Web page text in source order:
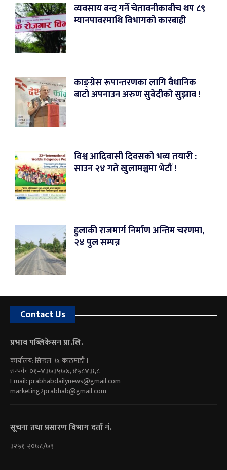
व्यवसाय बन्द गर्ने चेतावनीकाबीच थप ८९
म्यानपावरमाथि विभागको कारबाही
काङ्ग्रेस रूपान्तरणका लागि वैधानिक
बाटो अपनाउन अरुण सुबेदीको सुझाव !
विश्व आदिवासी दिवसको भव्य तयारी :
साउन २४ गते खुलामञ्चमा भेटौं !
हुलाकी राजमार्ग निर्माण अन्तिम चरणमा,
२४ पुल सम्पन्न
Contact Us
प्रभाव पब्लिकेसन प्रा.लि.
कार्यालय: सिफल–७, काठमाडौं ।
सम्पर्क: ०१–४३७३५७७, ४५८४३६८
Email:prabhabdailynews@gmail.com
marketing2prabhab@gmail.com
सूचना तथा प्रसारण विभाग दर्ता नं.
३२५१-२०७८/७९